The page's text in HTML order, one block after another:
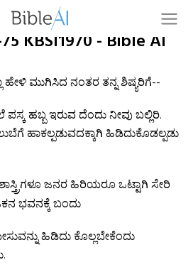
KBSI1970 - Bible AI
ಹೇಳಿ ಮುಗಿಸಿದ ನಂತರ ತನ್ನ ಶಿಷ್ಯರಿಗೆ--
ಹಬ್ಬ ಇರುವ ದೆಂದು ನೀವು ಬಲ್ಲಿರಿ.
ಹಾಕಲ್ಪಡುವದಕ್ಕಾಗಿ ಹಿಡಿದುಕೊಡಲ್ಪಡು
ಜನರ ಹಿರಿಯರೂ ಒಟ್ಟಾಗಿ ಸೇರಿ
ಭವನಕ್ಕೆ ಬಂದು
ಹಿಡಿದು ಕೊಲ್ಲಬೇಕೆಂದು